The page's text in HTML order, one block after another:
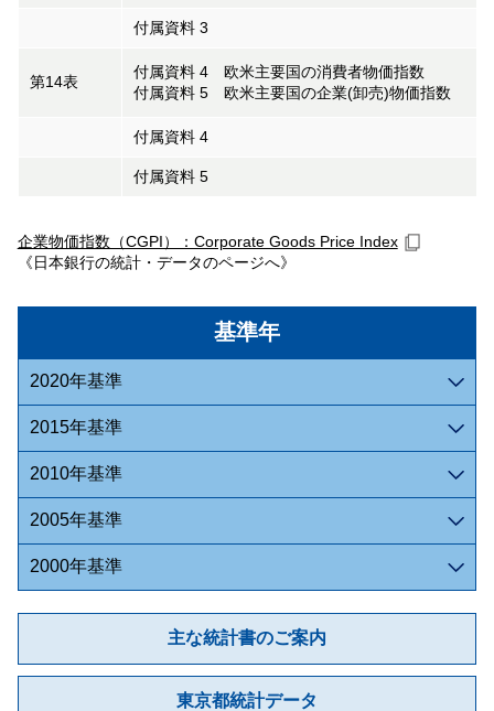
基準年
2020年基準
2015年基準
2010年基準
2005年基準
2000年基準
主な統計書のご案内
東京都統計データ
付属資料 3
第14表
付属資料 4 欧米主要国の消費者物価指数
付属資料 5 欧米主要国の企業(卸売)物価指数
付属資料 4
付属資料 5
企業物価指数（CGPI）：Corporate Goods Price Index
《日本銀行の統計・データのページへ》